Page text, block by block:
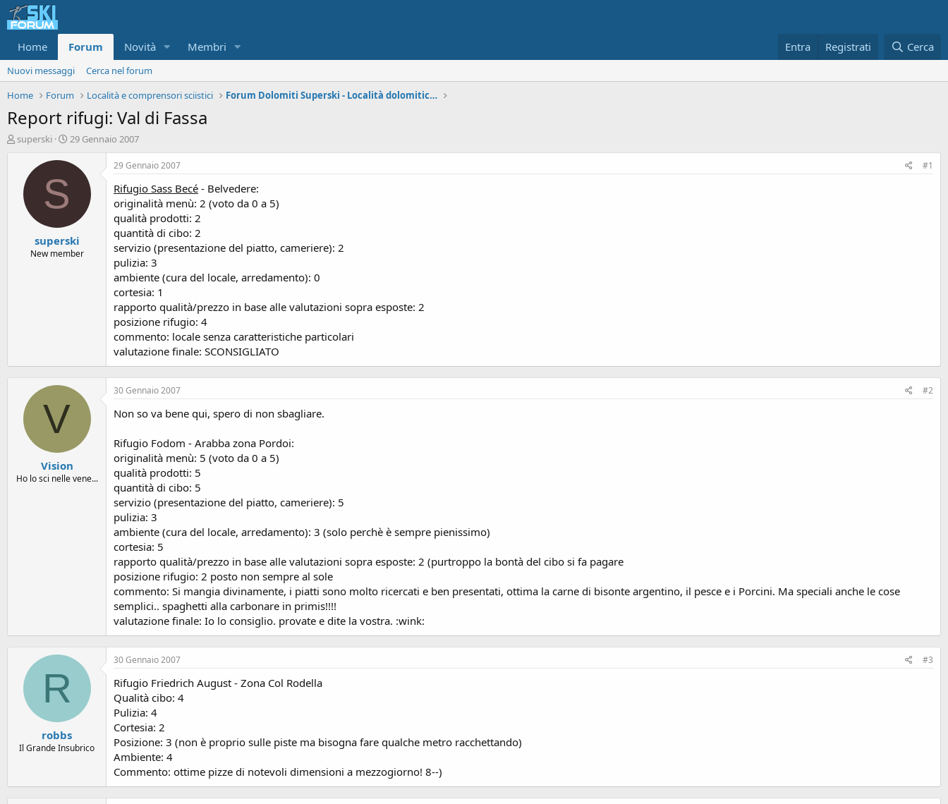
Home Forum Novità Membri Entra Registrati Cerca
Nuovi messaggi
Cerca nel forum
Home
Forum Località e comprensori sciistici Forum Dolomiti Superski - Località dolomitiche
Report rifugi: Val di Fassa
A
superski
D
t
n
i
z
29 Gennaio 2007
S
superski
New member
29 Gennaio 2007 #1
Rifugio Sass Becé - Belvedere:
originalità menù: 2 (voto da 0 a 5)
qualità prodotti: 2
quantità di cibo: 2
servizio (presentazione del piatto, cameriere): 2
pulizia: 3
ambiente (cura del locale, arredamento): 0
cortesia: 1
rapporto qualità/prezzo in base alle valutazioni sopra esposte: 2
posizione rifugio: 4
commento: locale senza caratteristiche particolari
valutazione finale: SCONSIGLIATO
V
Vision
Ho lo sci nelle vene...
30 Gennaio 2007 #2
Non so va bene qui, spero di non sbagliare.
Rifugio Fodom - Arabba zona Pordoi:
originalità menù: 5 (voto da 0 a 5)
qualità prodotti: 5
quantità di cibo: 5
servizio (presentazione del piatto, cameriere): 5
pulizia: 3
ambiente (cura del locale, arredamento): 3 (solo perchè è sempre pienissimo)
cortesia: 5
rapporto qualità/prezzo in base alle valutazioni sopra esposte: 2 (purtroppo la bontà del cibo si fa pagare
posizione rifugio: 2 posto non sempre al sole
commento: Si mangia divinamente, i piatti sono molto ricercati e ben presentati, ottima la carne di bisonte argentino, il pesce e i Porcini. Ma speciali anche le cose
semplici.. spaghetti alla carbonare in primis!!!!
valutazione finale: Io lo consiglio. provate e dite la vostra. :wink:
R
robbs
Il Grande Insubrico
30 Gennaio 2007 #3
Rifugio Friedrich August - Zona Col Rodella
Qualità cibo: 4
Pulizia: 4
Cortesia: 2
Posizione: 3 (non è proprio sulle piste ma bisogna fare qualche metro racchettando)
Ambiente: 4
Commento: ottime pizze di notevoli dimensioni a mezzogiorno! 8--)